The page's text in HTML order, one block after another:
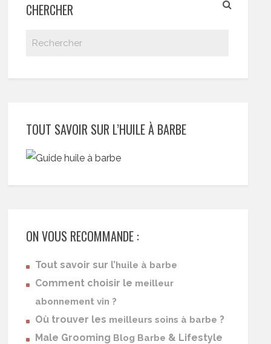
CHERCHER
TOUT SAVOIR SUR L’HUILE À BARBE
ON VOUS RECOMMANDE :
Tout savoir sur l’huile à barbe
Comment choisir le meilleur
abonnement vin ?
Où trouver les meilleurs soins à barbe ?
Male Grooming Blog Barbe & Lifestyle